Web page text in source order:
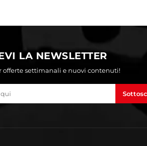
LA NEWSLETTER
offerte settimanali e nuovi contenuti!